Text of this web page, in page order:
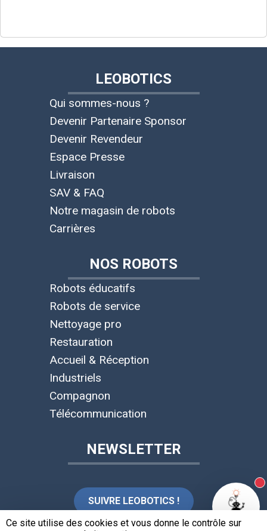
LEOBOTICS
Qui sommes-nous ?
Devenir Partenaire Sponsor
Devenir Revendeur
Espace Presse
Livraison
SAV & FAQ
Notre magasin de robots
Carrières
NOS ROBOTS
Robots éducatifs
Robots de service
Nettoyage pro
Restauration
Accueil & Réception
Industriels
Compagnon
Télécommunication
NEWSLETTER
SUIVRE LEOBOTICS !
Ce site utilise des cookies et vous donne le contrôle sur